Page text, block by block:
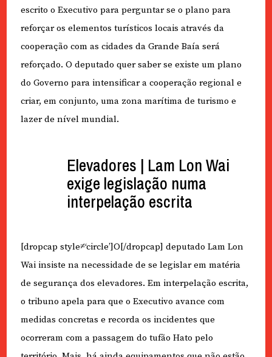
escrito o Executivo para perguntar se o plano para
reforçar os elementos turísticos locais através da
cooperação com as cidades da Grande Baía será
reforçado. O deputado quer saber se existe um plano
do Governo para intensificar a cooperação regional e
criar, em conjunto, uma zona marítima de turismo e
lazer de nível mundial.
Elevadores | Lam Lon Wai
exige legislação numa
interpelação escrita
[dropcap style≠‘circle’]O[/dropcap] deputado Lam Lon
Wai insiste na necessidade de se legislar em matéria
de segurança dos elevadores. Em interpelação escrita,
o tribuno apela para que o Executivo avance com
medidas concretas e recorda os incidentes que
ocorreram com a passagem do tufão Hato pelo